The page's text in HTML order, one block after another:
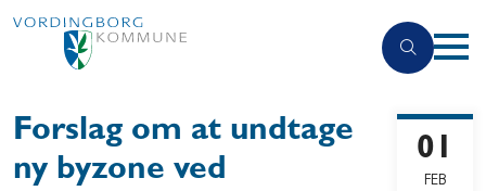
Forslag om at undtage
ny byzone ved
01
FEB